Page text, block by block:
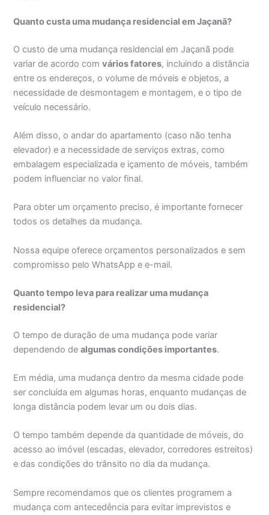
Quanto custa uma mudança residencial em Jaçanã?
O custo de uma mudança residencial em Jaçanã pode
variar de acordo comvários fatores, incluindo a distância
entre os endereços, o volume de móveis e objetos, a
necessidade de desmontagem e montagem, e o tipo de
veículo necessário.
Além disso, o andar do apartamento (caso não tenha
elevador) e a necessidade de serviços extras, como
embalagem especializada e içamento de móveis, também
podem influenciar no valor final.
Para obter um orçamento preciso, é importante fornecer
todos os detalhes da mudança.
Nossa equipe oferece orçamentos personalizados e sem
compromisso pelo WhatsApp e e-mail.
Quanto tempo leva para realizar uma mudança
residencial?
O tempo de duração de uma mudança pode variar
dependendo dealgumas condições importantes.
Em média, uma mudança dentro da mesma cidade pode
ser concluída em algumas horas, enquanto mudanças de
longa distância podem levar um ou dois dias.
O tempo também depende da quantidade de móveis, do
acesso ao imóvel (escadas, elevador, corredores estreitos)
e das condições do trânsito no dia da mudança.
Sempre recomendamos que os clientes programem a
mudança com antecedência para evitar imprevistos e